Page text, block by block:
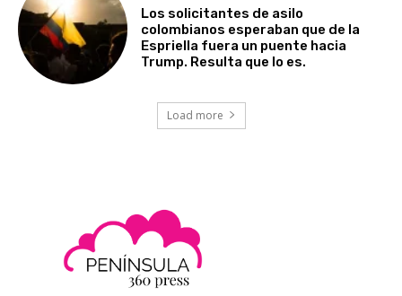
Los solicitantes de asilo
colombianos esperaban que de la
Espriella fuera un puente hacia
Trump. Resulta que lo es.
Load more